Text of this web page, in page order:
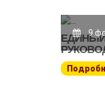
9